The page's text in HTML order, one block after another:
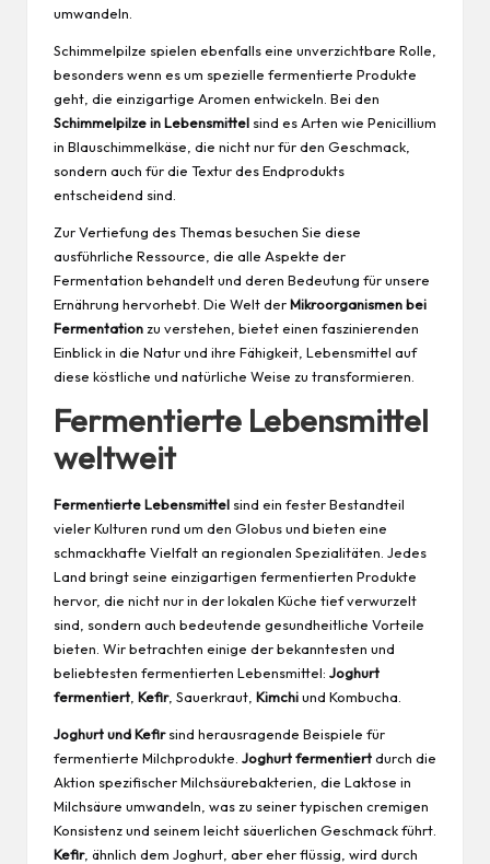
umwandeln.
Schimmelpilze spielen ebenfalls eine unverzichtbare Rolle,
besonders wenn es um spezielle fermentierte Produkte
geht, die einzigartige Aromen entwickeln. Bei den
Schimmelpilze in Lebensmittel sind es Arten wie Penicillium
in Blauschimmelkäse, die nicht nur für den Geschmack,
sondern auch für die Textur des Endprodukts
entscheidend sind.
Zur Vertiefung des Themas besuchen Sie diese
ausführliche Ressource, die alle Aspekte der
Fermentation behandelt und deren Bedeutung für unsere
Ernährung hervorhebt. Die Welt derMikroorganismen bei
Fermentationzu verstehen, bietet einen faszinierenden
Einblick in die Natur und ihre Fähigkeit, Lebensmittel auf
diese köstliche und natürliche Weise zu transformieren.
Fermentierte Lebensmittel
weltweit
Fermentierte Lebensmittel sind ein fester Bestandteil
vieler Kulturen rund um den Globus und bieten eine
schmackhafte Vielfalt an regionalen Spezialitäten. Jedes
Land bringt seine einzigartigen fermentierten Produkte
hervor, die nicht nur in der lokalen Küche tief verwurzelt
sind, sondern auch bedeutende gesundheitliche Vorteile
bieten. Wir betrachten einige der bekanntesten und
beliebtesten fermentierten Lebensmittel: Joghurt
fermentiert Kefir, Sauerkraut, Kimchiund Kombucha.
Joghurt und Kefirsind herausragende Beispiele für
fermentierte Milchprodukte. Joghurt fermentiertdurch die
Aktion spezifischer Milchsäurebakterien, die Laktose in
Milchsäure umwandeln, was zu seiner typischen cremigen
Konsistenz und seinem leicht säuerlichen Geschmack führt.
Kefir, ähnlich dem Joghurt, aber eher flüssig, wird durch